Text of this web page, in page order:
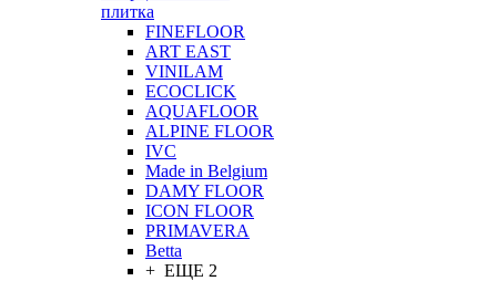
плитка
FINEFLOOR
ART EAST
VINILAM
ECOCLICK
AQUAFLOOR
ALPINE FLOOR
IVC
Made in Belgium
DAMY FLOOR
ICON FLOOR
PRIMAVERA
Betta
+ ЕЩЕ 2